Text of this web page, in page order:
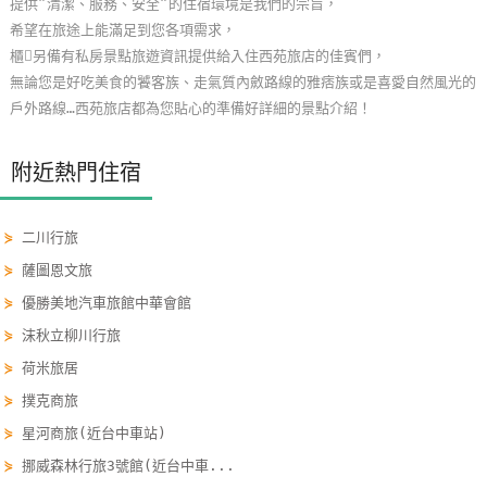
戶
客
絡
單
Line
線
上
客
紅
提供”清潔、服務、安全”的住宿環境是我們的宗旨，
希望在旅途上能滿足到您各項需求，
櫃另備有私房景點旅遊資訊提供給入住西苑旅店的佳賓們，
無論您是好吃美食的饕客族、走氣質內斂路線的雅痞族或是喜愛自然風光的
戶外路線…西苑旅店都為您貼心的準備好詳細的景點介紹！
附近熱門住宿
⋟二川行旅
⋟薩圖恩文旅
⋟優勝美地汽車旅館中華會館
⋟沫秋立柳川行旅
⋟荷米旅居
⋟撲克商旅
⋟ 星河商旅(近台中車站)
⋟挪威森林行旅3號館(近台中車...